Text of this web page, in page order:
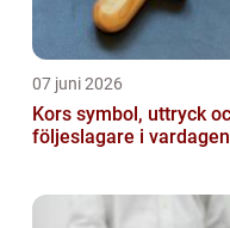
07 juni 2026
Kors symbol, uttryck och
följeslagare i vardagen